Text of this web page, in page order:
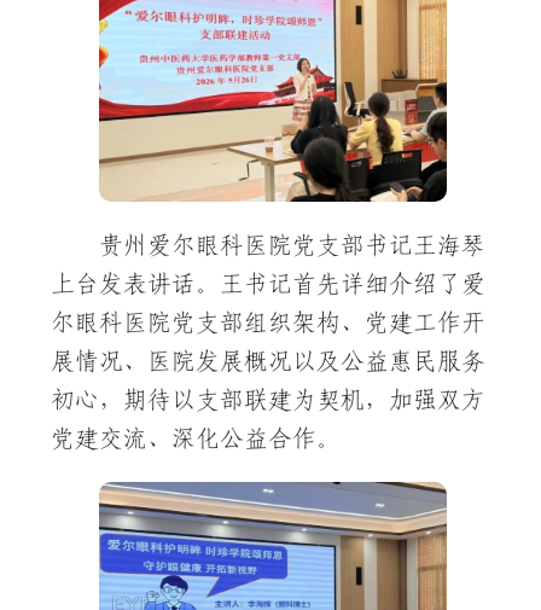
贵州爱尔眼科医院党支部书记王海琴
上台发表讲话。王书记首先详细介绍了爱
尔眼科医院党支部组织架构、党建工作开
展情况、医院发展概况以及公益惠民服务
初心，期待以支部联建为契机，加强双方
党建交流、深化公益合作。